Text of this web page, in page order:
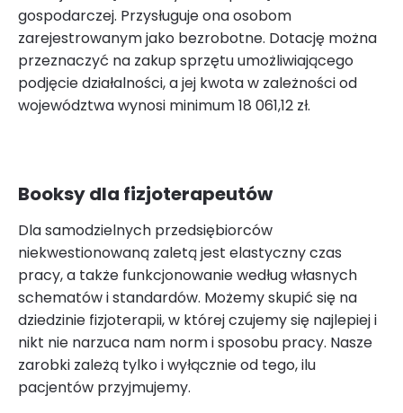
gospodarczej. Przysługuje ona osobom
zarejestrowanym jako bezrobotne. Dotację można
przeznaczyć na zakup sprzętu umożliwiającego
podjęcie działalności, a jej kwota w zależności od
województwa wynosi minimum 18 061,12 zł.
Booksy dla fizjoterapeutów
Dla samodzielnych przedsiębiorców
niekwestionowaną zaletą jest elastyczny czas
pracy, a także funkcjonowanie według własnych
schematów i standardów. Możemy skupić się na
dziedzinie fizjoterapii, w której czujemy się najlepiej i
nikt nie narzuca nam norm i sposobu pracy. Nasze
zarobki zależą tylko i wyłącznie od tego, ilu
pacjentów przyjmujemy.